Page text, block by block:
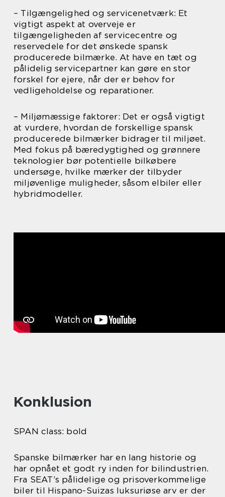
– Tilgængelighed og servicenetværk: Et
vigtigt aspekt at overveje er
tilgængeligheden af servicecentre og
reservedele for det ønskede spansk
producerede bilmærke. At have en tæt og
pålidelig servicepartner kan gøre en stor
forskel for ejere, når der er behov for
vedligeholdelse og reparationer.
– Miljømæssige faktorer: Det er også vigtigt
at vurdere, hvordan de forskellige spansk
producerede bilmærker bidrager til miljøet.
Med fokus på bæredygtighed og grønnere
teknologier bør potentielle bilkøbere
undersøge, hvilke mærker der tilbyder
miljøvenlige muligheder, såsom elbiler eller
hybridmodeller.
Konklusion
SPAN class: bold
Spanske bilmærker har en lang historie og
har opnået et godt ry inden for bilindustrien.
Fra SEAT’s pålidelige og prisoverkommelige
biler til Hispano-Suizas luksuriøse arv er der